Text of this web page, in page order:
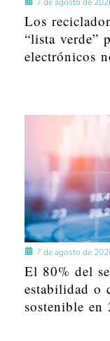
Los
“lista verde”
electrónicos
7 de agosto de
El 80% del
estabilidad o
sostenible en